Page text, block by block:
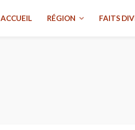
ACCUEIL RÉGION FAITS